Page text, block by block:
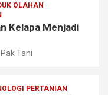
OLAHAN
Kelapa Menjadi
Pak Tani
PERTANIAN